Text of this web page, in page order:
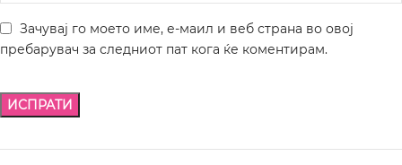
Зачувај го моето име, е-маил и веб страна во овој
пребарувач за следниот пат кога ќе коментирам.